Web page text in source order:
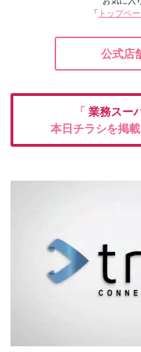
「 トップペ
公式店
「 業務スー
本日チラシを掲